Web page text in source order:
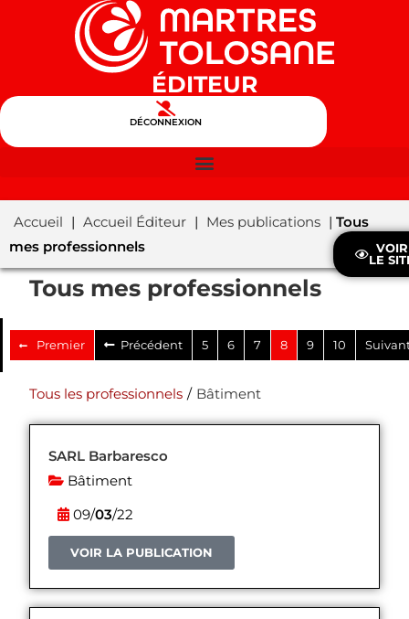
ÉDITEUR
DÉCONNEXION
VOIR
LE
Accueil | Accueil Éditeur | Mes publications | Tous
mes professionnels
Tous mes professionnels
Premier Précédent 5 6 7 8 9 10
Tous les professionnels / Bâtiment
SARL Barbaresco
Bâtiment
09/03/22
VOIR LA PUBLICATION